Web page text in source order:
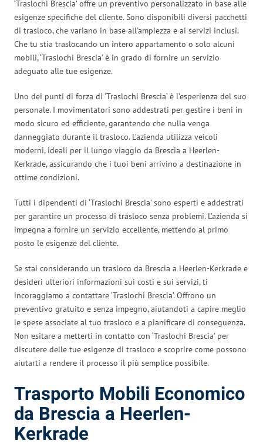
‘Traslochi Brescia’ offre un preventivo personalizzato in base alle
esigenze specifiche del cliente. Sono disponibili diversi pacchetti
di trasloco, che variano in base all’ampiezza e ai servizi inclusi.
Che tu stia traslocando un intero appartamento o solo alcuni
mobili, ‘Traslochi Brescia’ è in grado di fornire un servizio
adeguato alle tue esigenze.
Uno dei punti di forza di ‘Traslochi Brescia’ è l’esperienza del suo
personale. I movimentatori sono addestrati per gestire i beni in
modo sicuro ed efficiente, garantendo che nulla venga
danneggiato durante il trasloco. L’azienda utilizza veicoli
moderni, ideali per il lungo viaggio da Brescia a Heerlen-
Kerkrade, assicurando che i tuoi beni arrivino a destinazione in
ottime condizioni.
Tutti i dipendenti di ‘Traslochi Brescia’ sono esperti e addestrati
per garantire un processo di trasloco senza problemi. L’azienda si
impegna a fornire un servizio eccellente, mettendo al primo
posto le esigenze del cliente.
Se stai considerando un trasloco da Brescia a Heerlen-Kerkrade e
desideri ulteriori informazioni sui costi e sui servizi, ti
incoraggiamo a contattare ‘Traslochi Brescia’. Offrono un
preventivo gratuito e senza impegno, aiutandoti a capire meglio
le spese associate al tuo trasloco e a pianificare di conseguenza.
Non esitare a metterti in contatto con ‘Traslochi Brescia’ per
discutere delle tue esigenze di trasloco e scoprire come possono
aiutarti a rendere il processo il più semplice possibile.
Trasporto Mobili Economico
da Brescia a Heerlen-
Kerkrade